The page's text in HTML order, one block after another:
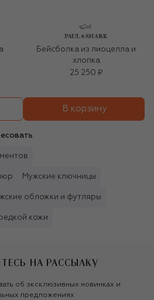
Бейсболка из лиоцелла и
хлопка
25 250 ₽
В корзину
Мужские ключницы
обложки и футляры
кожи
НА РАССЫЛКУ
об эксклюзивных новинках и
предложениях